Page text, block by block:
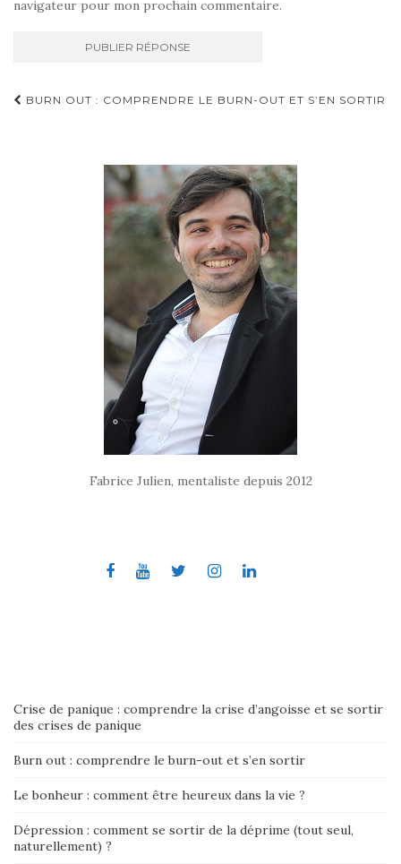
navigateur pour mon prochain commentaire.
Navigation
BURN OUT : COMPRENDRE LE BURN-OUT ET S’EN SORTIR
Fabrice Julien, mentaliste depuis 2012
Crise de panique : comprendre la crise d’angoisse et se sortir
des crises de panique
Burn out : comprendre le burn-out et s’en sortir
Le bonheur : comment être heureux dans la vie ?
Dépression : comment se sortir de la déprime (tout seul,
naturellement) ?